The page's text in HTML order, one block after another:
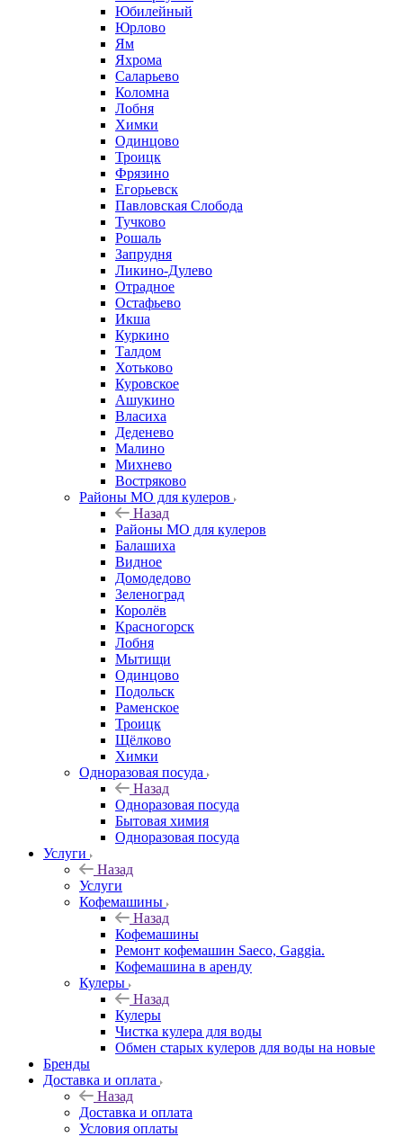
Юбилейный
Юрлово
Ям
Яхрома
Саларьево
Коломна
Лобня
Химки
Одинцово
Троицк
Фрязино
Егорьевск
Павловская Слобода
Тучково
Рошаль
Запрудня
Ликино-Дулево
Отрадное
Остафьево
Икша
Куркино
Талдом
Хотьково
Куровское
Ашукино
Власиха
Деденево
Малино
Михнево
Востряково
Районы МО для кулеров
Назад
Районы МО для кулеров
Балашиха
Видное
Домодедово
Зеленоград
Королёв
Красногорск
Лобня
Мытищи
Одинцово
Подольск
Раменское
Троицк
Щёлково
Химки
Одноразовая посуда
Назад
Одноразовая посуда
Бытовая химия
Одноразовая посуда
Услуги
Назад
Услуги
Кофемашины
Назад
Кофемашины
Ремонт кофемашин Saeco, Gaggia.
Кофемашина в аренду
Кулеры
Назад
Кулеры
Чистка кулера для воды
Обмен старых кулеров для воды на новые
Бренды
Доставка и оплата
Назад
Доставка и оплата
Условия оплаты